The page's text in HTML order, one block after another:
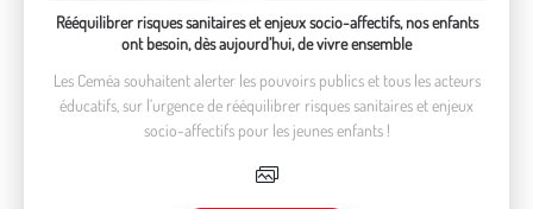
Rééquilibrer risques sanitaires et enjeux socio-affectifs, nos enfants
ont besoin, dès aujourd’hui, de vivre ensemble
Les Ceméa souhaitent alerter les pouvoirs publics et tous les acteurs
éducatifs, sur l’urgence de rééquilibrer risques sanitaires et enjeux
socio-affectifs pour les jeunes enfants !